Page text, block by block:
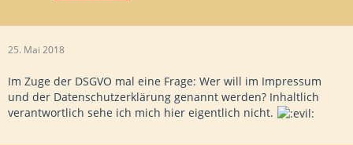
25. Mai 2018
Im Zuge der DSGVO mal eine Frage: Wer will im Impressum
und der Datenschutzerklärung genannt werden? Inhaltlich
verantwortlich sehe ich mich hier eigentlich nicht.